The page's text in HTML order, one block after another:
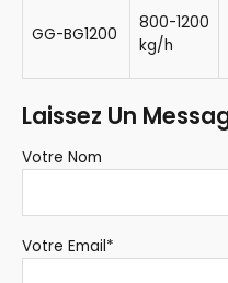
GG-BG1200
800-1200
kg/h
Laissez Un
Votre Nom
Votre Email*